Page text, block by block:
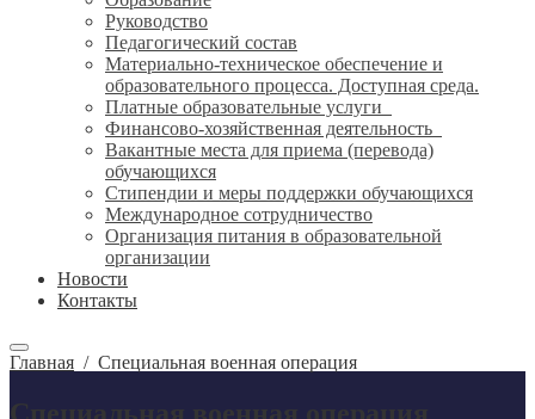
Руководство
Педагогический состав
Материально-техническое обеспечение и
образовательного процесса. Доступная среда.
Платные образовательные услуги
Финансово-хозяйственная деятельность
Вакантные места для приема (перевода)
обучающихся
Стипендии и меры поддержки обучающихся
Международное сотрудничество
Организация питания в образовательной
организации
Новости
Контакты
Главная / Специальная военная операция